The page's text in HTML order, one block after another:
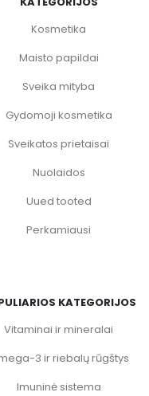
Kosmetika
Maisto papildai
Sveika mityba
Gydomoji kosmetika
Sveikatos prietaisai
Nuolaidos
Uued tooted
Perkamiausi
KATEGORIJOS
Vitaminai ir mineralai
3 ir riebalų rūgštys
Imuninė sistema